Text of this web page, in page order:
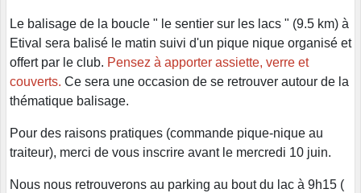
Le balisage de la boucle " le sentier sur les lacs " (9.5 km) à
Etival sera balisé le matin suivi d'un pique nique organisé et
offert par le club. Pensez à apporter assiette, verre et
couverts. Ce sera une occasion de se retrouver autour de la
thématique balisage.
Pour des raisons pratiques (commande pique-nique au
traiteur), merci de vous inscrire avant le mercredi 10 juin.
Nous nous retrouverons au parking au bout du lac à 9h15 (